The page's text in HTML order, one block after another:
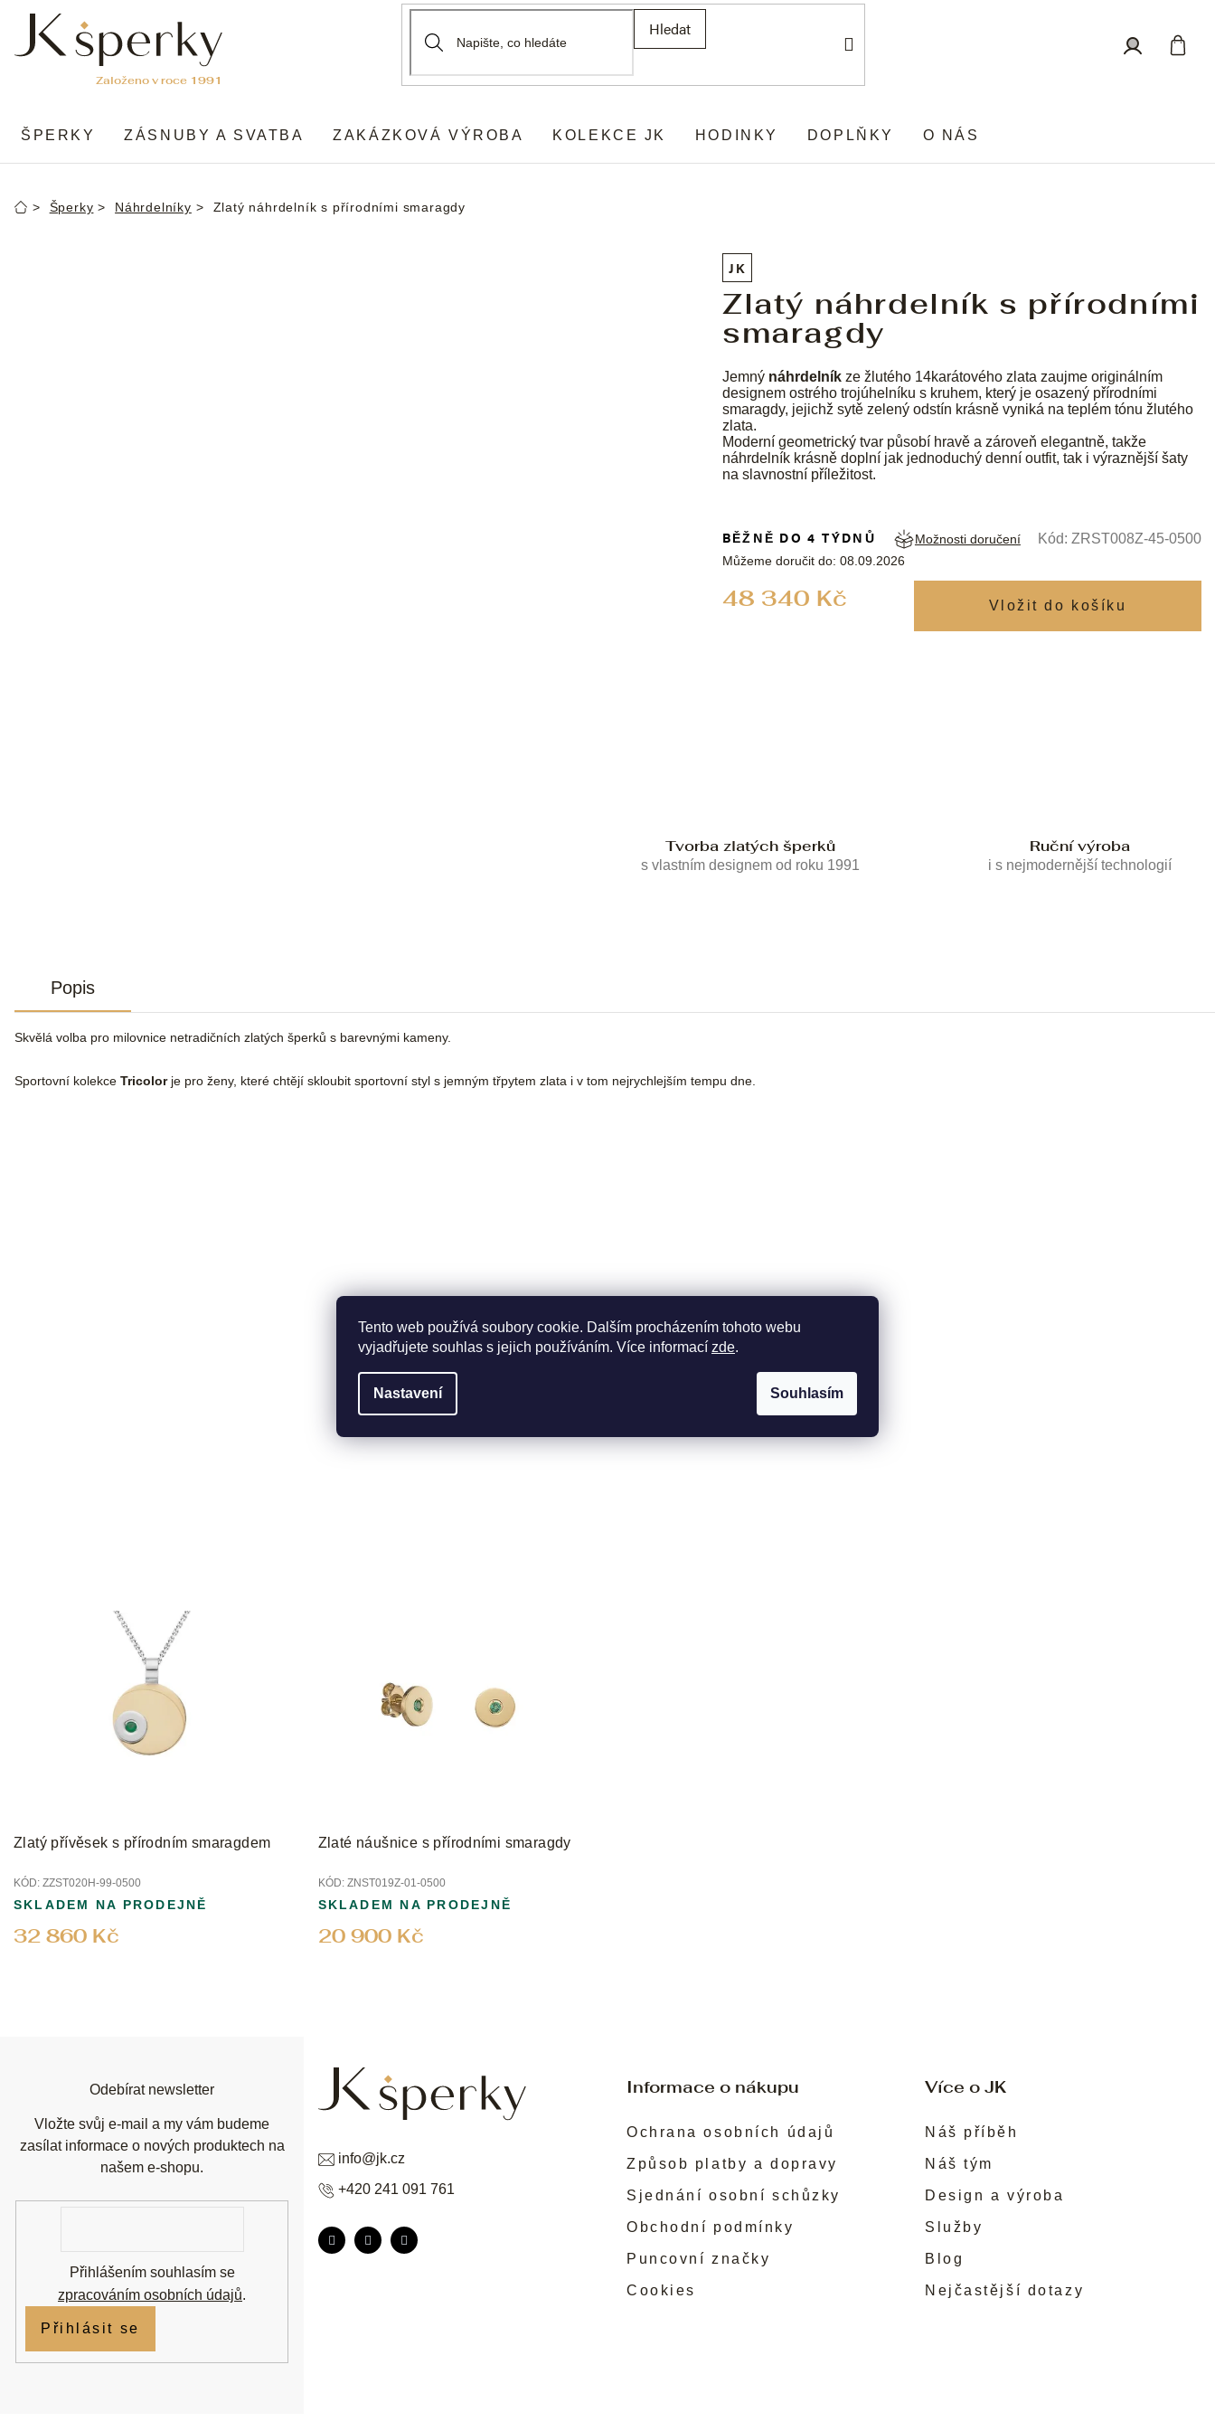
Tento web používá soubory cookie. Dalším procházením tohoto webu
vyjadřujete souhlas s jejich používáním. Více informací zde.
Nastavení Souhlasím
obsah
Hledat
ŠPERKY ZÁSNUBY A SVATBA ZAKÁZKOVÁ VÝROBA KOLEKCE JK HODINKY DOPLŇKY O NÁS
DomůŠperky Náhrdelníky Zlatý náhrdelník s přírodními smaragdy
JK
Zlatý náhrdelník s přírodními
smaragdy
Jemný náhrdelník ze žlutého 14karátového zlata zaujme originálním
designem ostrého trojúhelníku s kruhem, který je osazený přírodními
smaragdy, jejichž sytě zelený odstín krásně vyniká na teplém tónu žlutého
zlata.
Moderní geometrický tvar působí hravě a zároveň elegantně, takže
náhrdelník krásně doplní jak jednoduchý denní outfit, tak i výraznější šaty
na slavnostní příležitost.
48 340 Kč
BĚŽNĚ DO 4 TÝDNŮ
Můžeme doručit do: 08.09.2026
Možnosti doručení Kód: ZRST008Z-45-0500
Tvorba zlatých šperků
s vlastním designem od roku 1991
Ruční výroba
i s nejmodernější technologií
Popis
Skvělá volba pro milovnice netradičních zlatých šperků s barevnými kameny.
Sportovní kolekce Tricolorje pro ženy, které chtějí skloubit sportovní styl s jemným třpytem zlata i v tom nejrychlejším tempu dne.
Zlatý přívěsek s přírodním smaragdem
KÓD: ZZST020H-99-0500
32 860 Kč
SKLADEM NA PRODEJNĚ
Zlaté náušnice s přírodními smaragdy
KÓD: ZNST019Z-01-0500
20 900 Kč
SKLADEM NA PRODEJNĚ
Informace o nákupu
Ochrana osobních údajů
Způsob platby a dopravy
Sjednání osobní schůzky
Obchodní podmínky
Puncovní značky
Cookies
Více o JK
Náš příběh
Náš tým
Design a výroba
Služby
Blog
Nejčastější dotazy
info@jk.cz
+420 241 091 761
Odebírat newsletter
Vložte svůj e-mail a my vám budeme
zasílat informace o nových produktech na
našem e-shopu.
Přihlášením souhlasím se
zpracováním osobních údajů.
Přihlásit se